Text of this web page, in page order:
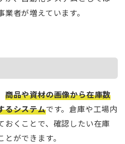
者が増えています。
商品や資材の画像から在庫数
るシステムです。倉庫や工場内
おくことで、確認したい在庫
ができます。